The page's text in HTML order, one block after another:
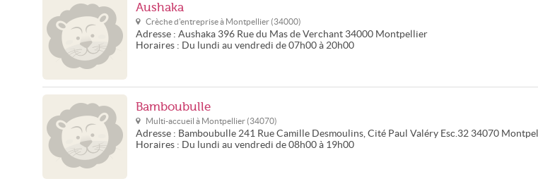
Aushaka
Crèche d'entreprise à Montpellier (34000)
Adresse : Aushaka 396 Rue du Mas de Verchant 34000 Montpellier
Horaires : Du lundi au vendredi de 07h00 à 20h00
Bamboubulle
Multi-accueil à Montpellier (34070)
Adresse : Bamboubulle 241 Rue Camille Desmoulins, Cité Paul Valéry Esc.32 34070
Horaires : Du lundi au vendredi de 08h00 à 19h00